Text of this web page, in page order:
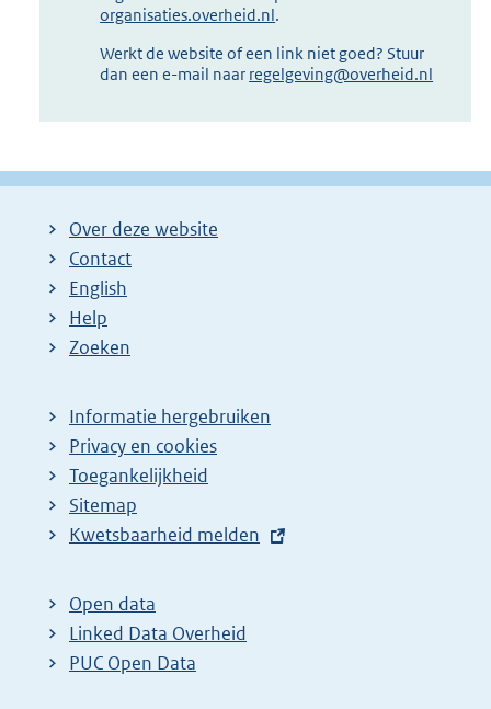
organisaties.overheid.nl.
Werkt de website of een link niet goed? Stuur
dan een e-mail naar regelgeving@overheid.nl
Over deze website
Contact
English
Help
Zoeken
Informatie hergebruiken
Privacy en cookies
Toegankelijkheid
Sitemap
E
t
e
r
Kwetsbaarheid melden
Open data
Linked Data Overheid
PUC Open Data